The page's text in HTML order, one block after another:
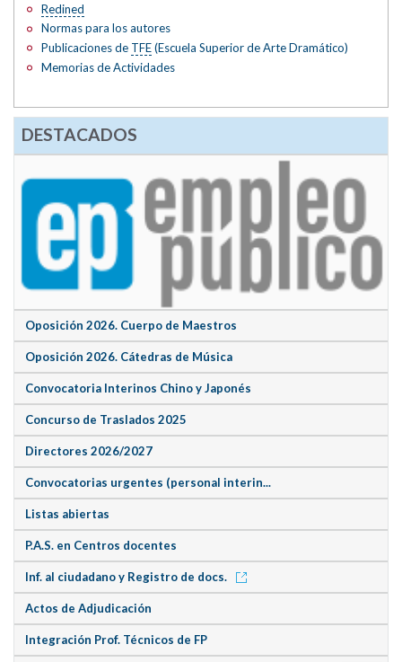
Redined
Normas para los autores
Publicaciones de TFE(Escuela Superior de Arte Dramático)
Memorias de Actividades
DESTACADOS
Oposición 2026. Cuerpo de Maestros
Oposición 2026. Cátedras de Música
Convocatoria Interinos Chino y Japonés
Concurso de Traslados 2025
Directores 2026/2027
Convocatorias urgentes (personal interin...
Listas abiertas
P.A.S. en Centros docentes
Inf. al ciudadano y Registro de docs.
Actos de Adjudicación
Integración Prof. Técnicos de FP